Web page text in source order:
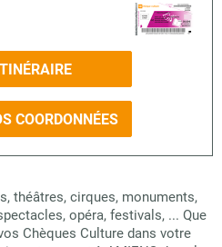
COORDONNÉES
théâtres, cirques, monuments,
opéra, festivals, ... Que
Chèques Culture dans votre